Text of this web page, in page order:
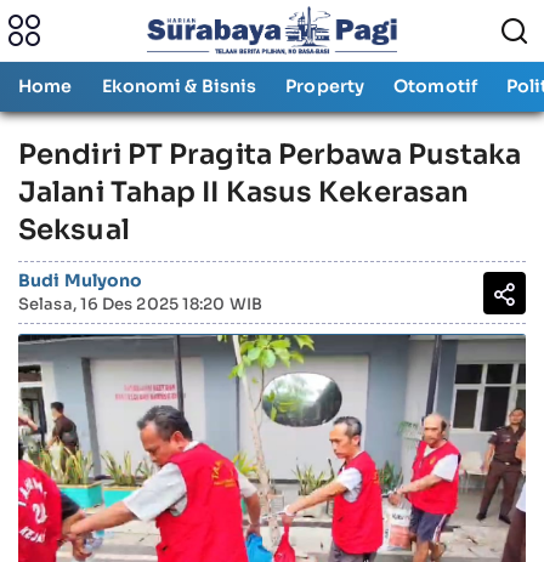
Home Ekonomi & Bisnis Property Otomotif
Pendiri PT Pragita Perbawa Pustaka
Jalani Tahap II Kasus Kekerasan
Seksual
Budi Mulyono
Selasa, 16 Des 2025 18:20 WIB